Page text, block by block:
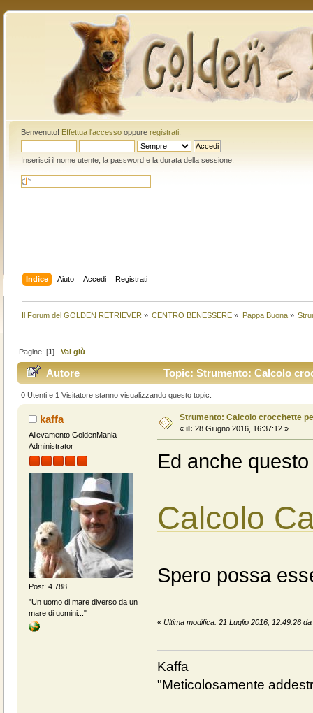
Benvenuto! Effettua l'accessooppure registrati.
Inserisci il nome utente, la password e la durata della sessione.
Indice Aiuto Accedi Registrati
Il Forum del GOLDEN RETRIEVER » CENTRO BENESSERE » Pappa Buona»
Pagine: [1]Vai giù
Autore Topic: Strumento: Calcolo
0 Utenti e 1 Visitatore stanno visualizzando questo topic.
kaffa
Allevamento GoldenMania
Administrator
Post: 4.788
"Un uomo di mare diverso da un
mare di uomini..."
Strumento: Calcolo crocchette
« il: 28 Giugno 2016, 16:37:12 »
Ed anche
Calcolo
Spero possa
« Ultima modifica: 21 Luglio 2016, 12:49:26
Kaffa
"Meticolosamente